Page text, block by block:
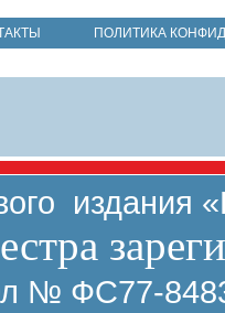
ПОЛИТИКА
издания
№ ФС77-